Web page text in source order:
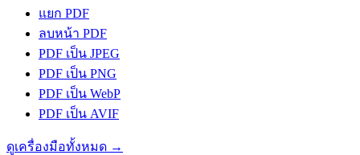
แยก PDF
ลบหน้า PDF
PDF เป็น JPEG
PDF เป็น PNG
PDF เป็น WebP
PDF เป็น AVIF
ดูเครื่องมือทั้งหมด →